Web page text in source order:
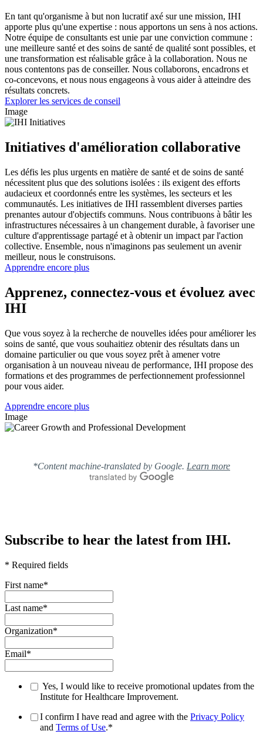
En tant qu'organisme à but non lucratif axé sur une mission, IHI
apporte plus qu'une expertise : nous apportons un sens à nos actions.
Notre équipe de consultants est unie par une conviction commune :
une meilleure santé et des soins de santé de qualité sont possibles, et
une transformation est réalisable grâce à la collaboration. Nous ne
nous contentons pas de conseiller. Nous collaborons, encadrons et
co-concevons, et nous nous engageons à vous aider à atteindre des
résultats concrets.
Explorer les services de conseil
Image
Initiatives d'amélioration collaborative
Les défis les plus urgents en matière de santé et de soins de santé
nécessitent plus que des solutions isolées : ils exigent des efforts
audacieux et coordonnés entre les systèmes, les secteurs et les
communautés. Les initiatives de IHI rassemblent diverses parties
prenantes autour d'objectifs communs. Nous contribuons à bâtir les
infrastructures nécessaires à un changement durable, à favoriser une
culture d'apprentissage partagé et à obtenir un impact par l'action
collective. Ensemble, nous n'imaginons pas seulement un avenir
meilleur, nous le construisons.
Apprendre encore plus
Apprenez, connectez-vous et évoluez avec
IHI
Que vous soyez à la recherche de nouvelles idées pour améliorer les
soins de santé, que vous souhaitiez obtenir des résultats dans un
domaine particulier ou que vous soyez prêt à amener votre
organisation à un nouveau niveau de performance, IHI propose des
formations et des programmes de perfectionnement professionnel
pour vous aider.
Apprendre encore plus
Image
*Content machine-translated by Google. Learn more
Subscribe to hear the latest from IHI.
* Required fields
First name*
Last name*
Organization*
Email*
Yes, I would like to receive promotional updates from the
Institute for Healthcare Improvement.
I confirm I have read and agree with the Privacy Policy
and Terms of Use.*